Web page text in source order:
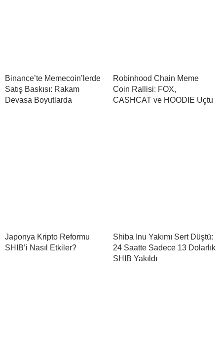
Binance’te Memecoin’lerde
Satış Baskısı: Rakam
Devasa Boyutlarda
Robinhood Chain Meme
Coin Rallisi: FOX,
CASHCAT ve HOODIE Uçtu
Japonya Kripto Reformu
SHIB’i Nasıl Etkiler?
Shiba Inu Yakımı Sert Düştü:
24 Saatte Sadece 13 Dolarlık
SHIB Yakıldı